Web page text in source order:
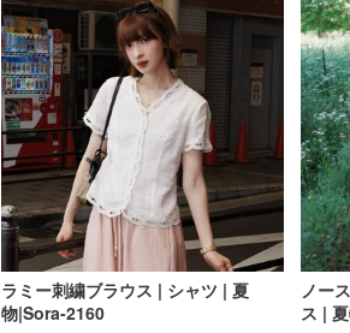
ラミー刺繍ブラウス | シャツ | 夏
物|Sora-2160
ノー
ス |